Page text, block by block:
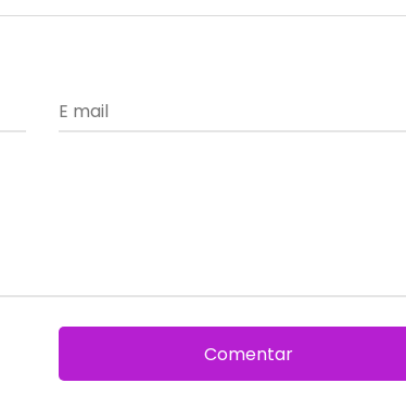
Comentar